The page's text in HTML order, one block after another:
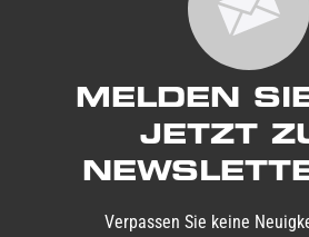
MELDEN
JETZT
Verpassen Sie keine